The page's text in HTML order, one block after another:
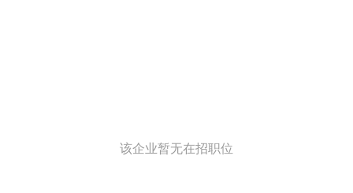
该企业暂无在招职位